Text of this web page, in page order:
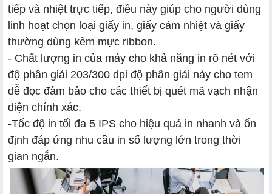
tiếp và nhiệt trực tiếp, điều này giúp cho người dùng
linh hoạt chọn loại giấy in, giấy cảm nhiệt và giấy
thường dùng kèm mực ribbon.
- Chất lượng in của máy cho khả năng in rõ nét với
độ phân giải 203/300 dpi độ phân giải này cho tem
dễ đọc đảm bảo cho các thiết bị quét mã vạch nhận
diện chính xác.
-Tốc độ in tối đa 5 IPS cho hiệu quả in nhanh và ổn
định đáp ứng nhu cầu in số lượng lớn trong thời
gian ngắn.